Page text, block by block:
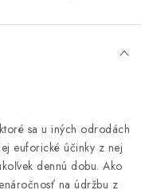
sa u iných odrodách
euforické účinky z nej
dennú dobu. Ako
na údržbu z